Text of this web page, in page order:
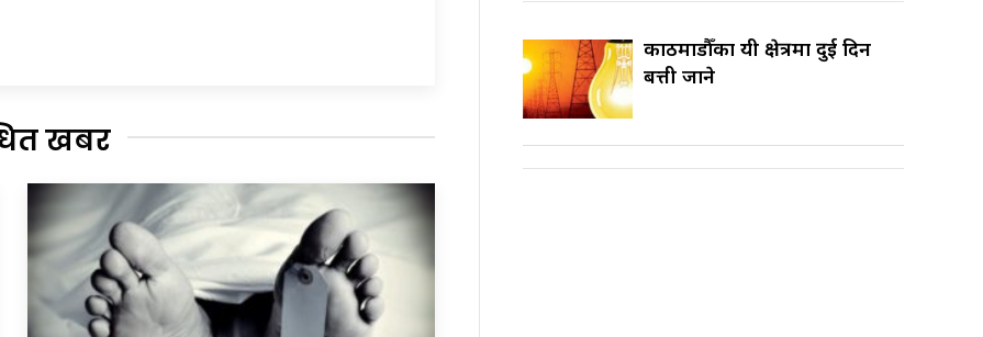
खबर
काठमाडौँका यी क्षेत्रमा दुई दिन
बत्ती जाने